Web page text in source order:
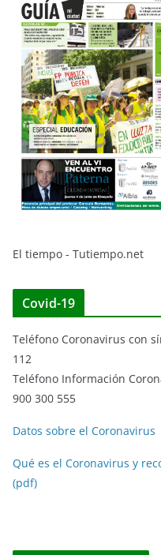
El tiempo - Tutiempo.net
Covid-19
Teléfono Coronavirus con
112
Teléfono Información
900 300 555
Datos sobre el Coronavirus
Qué es el Coronavirus y
(pdf)